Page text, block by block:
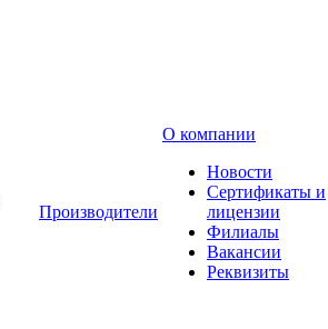
Производители
О компании
Новости
Сертификаты и
лицензии
Филиалы
Вакансии
Реквизиты